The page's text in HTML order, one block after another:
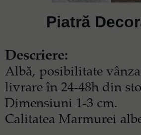
Piatră
Descriere:
Albă, posibilitate
livrare în 24-48h din
Dimensiuni 1-3 cm.
Calitatea Marmurei